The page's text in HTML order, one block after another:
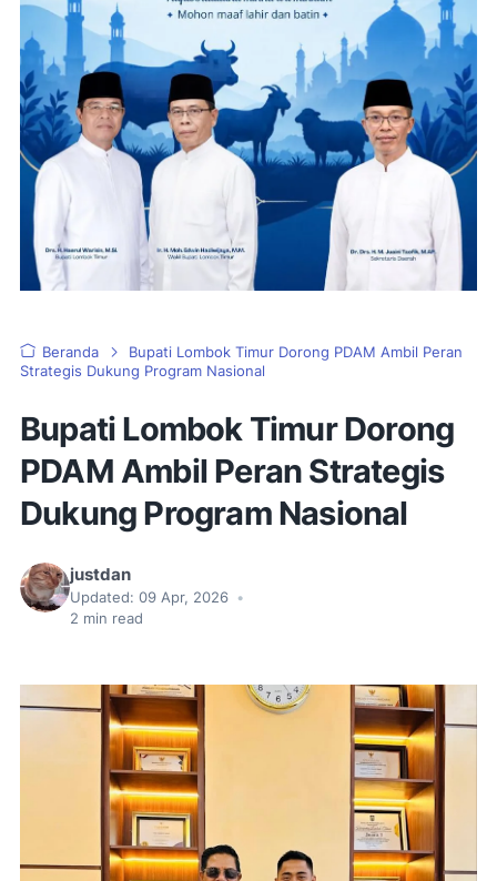
Beranda
Bupati Lombok Timur Dorong PDAM Ambil Peran
Strategis Dukung Program Nasional
Bupati Lombok Timur Dorong
PDAM Ambil Peran Strategis
Dukung Program Nasional
justdan
Updated: 09 Apr, 2026 •
2 min read